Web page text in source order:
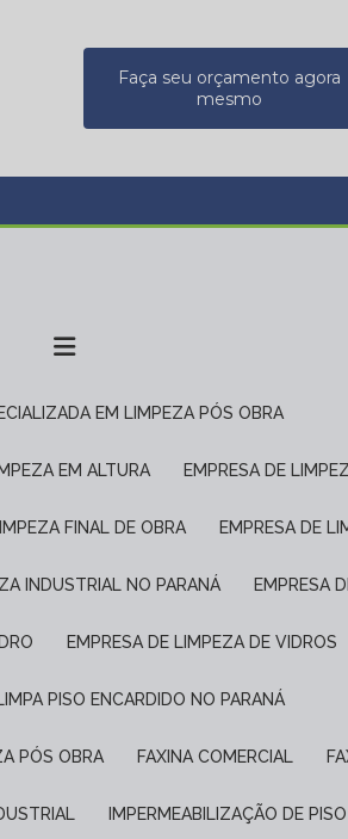
Faça seu orçamento agora
mesmo
EM LIMPEZA PÓS OBRA
EM ALTURA EMPRESA DE
FINAL DE OBRA EMPRESA DE
INDUSTRIAL NO PARANÁ EMPRESA
EMPRESA DE LIMPEZA DE VIDROS
PISO ENCARDIDO NO PARANÁ
PÓS OBRA FAXINA COMERCIAL
IMPERMEABILIZAÇÃO DE